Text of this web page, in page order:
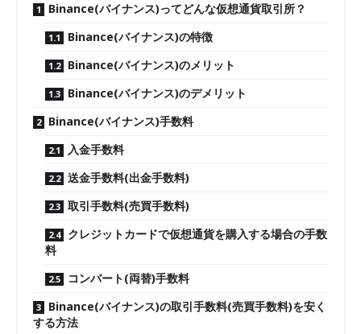
Binance(バイナンス)ってどんな仮想通貨取引所？
Binance(バイナンス)の特徴
Binance(バイナンス)のメリット
Binance(バイナンス)のデメリット
Binance(バイナンス)手数料
入金手数料
送金手数料(出金手数料)
取引手数料(売買手数料)
クレジットカードで仮想通貨を購入する場合の手数
料
コンバート(両替)手数料
Binance(バイナンス)の取引手数料(売買手数料)を安く
する方法